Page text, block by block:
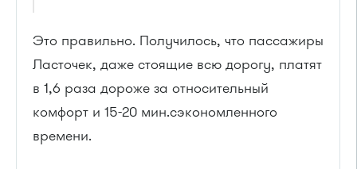
Это правильно. Получилось, что пассажиры
Ласточек, даже стоящие всю дорогу, платят
в 1,6 раза дороже за относительный
комфорт и 15-20 мин.сэкономленного
времени.